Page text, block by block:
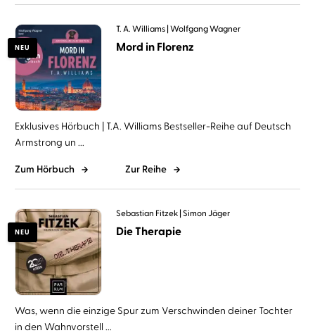
NEU
T. A. Williams Wolfgang Wagner
Mord in Florenz
Exklusives Hörbuch | T.A. Williams Bestseller-Reihe auf Deutsch
Armstrong un ...
Zum Hörbuch Zur Reihe
NEU
Sebastian Fitzek Simon Jäger
Die Therapie
Was, wenn die einzige Spur zum Verschwinden deiner Tochter
in den Wahnvorstell ...